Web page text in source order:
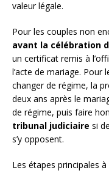
valeur légale.
Pour les couples non
avant la célébration
un certificat remis à
l’acte de mariage.
changer de régime, la
deux ans après le
de régime, puis faire
tribunal judiciaire si
s’y opposent.
Les étapes principales